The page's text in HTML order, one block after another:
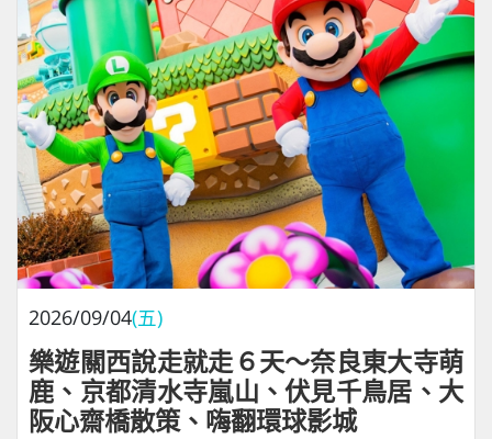
2026/09/04(五)
樂遊關西說走就走６天～奈良東大寺萌
鹿、京都清水寺嵐山、伏見千鳥居、大
阪心齋橋散策、嗨翻環球影城